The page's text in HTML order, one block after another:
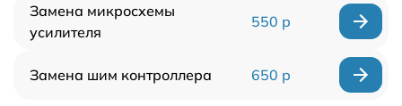
Замена микросхемы
усилителя
550 р
Замена шим контроллера 650 р